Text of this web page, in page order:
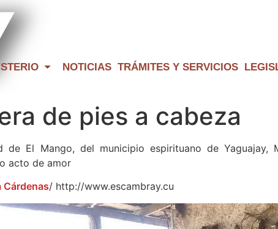
NOTICIAS TRÁMITES Y SERVICIOS
de pies a cabeza
de El Mango, del municipio espirituano de Yaguajay,
acto de amor
Cárdenas/ http://www.escambray.cu